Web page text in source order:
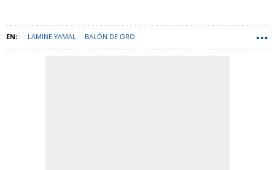
LAMINE YAMAL BALÓN DE ORO